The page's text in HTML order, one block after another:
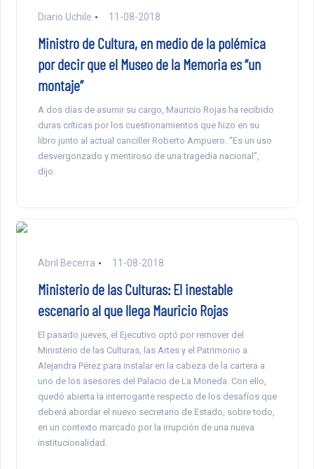
Diario Uchile 11-08-2018
Ministro de Cultura, en medio de la polémica
por decir que el Museo de la Memoria es “un
montaje”
A dos días de asumir su cargo, Mauricio Rojas ha recibido
duras críticas por los cuestionamientos que hizo en su
libro junto al actual canciller Roberto Ampuero. “Es un uso
desvergonzado y mentiroso de una tragedia nacional”,
dijo.
Abril Becerra 11-08-2018
Ministerio de las Culturas: El inestable
escenario al que llega Mauricio Rojas
El pasado jueves, el Ejecutivo optó por remover del
Ministerio de las Culturas, las Artes y el Patrimonio a
Alejandra Pérez para instalar en la cabeza de la cartera a
uno de los asesores del Palacio de La Moneda. Con ello,
quedó abierta la interrogante respecto de los desafíos que
deberá abordar el nuevo secretario de Estado, sobre todo,
en un contexto marcado por la irrupción de una nueva
institucionalidad.